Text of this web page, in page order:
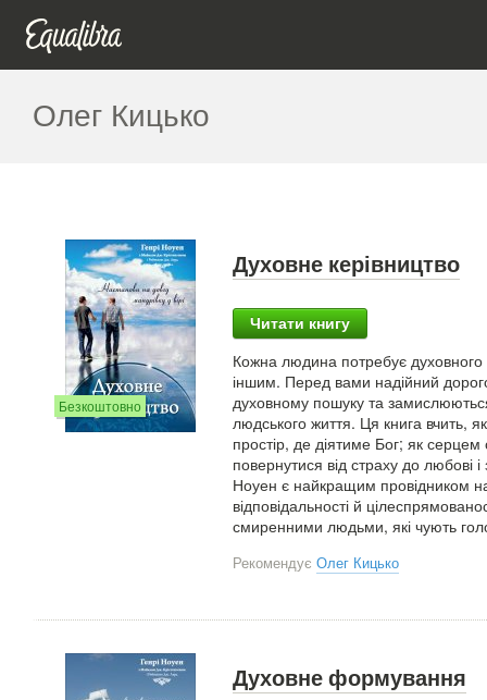
Олег Кицько
Безкоштовно
Духовне керівництво
Читати книгу
Кожна людина потребує духовного
іншим. Перед вами надійний
духовному пошуку та
людського життя. Ця книга вчить,
простір, де діятиме Бог; як
повернутися від страху до любові
Ноуен є найкращим провідником
відповідальності й
смиренними людьми, які чують
Рекомендує Олег Кицько
Духовне формування